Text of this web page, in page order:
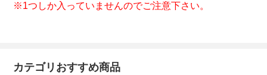
※1つしか入っていませんのでご注意下さい。
カテゴリおすすめ商品